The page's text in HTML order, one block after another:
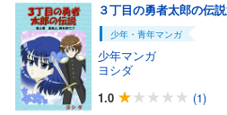
３丁目の勇者太郎の伝
少年・青年マンガ
少年マンガ
ヨシダ
1.0
(1)